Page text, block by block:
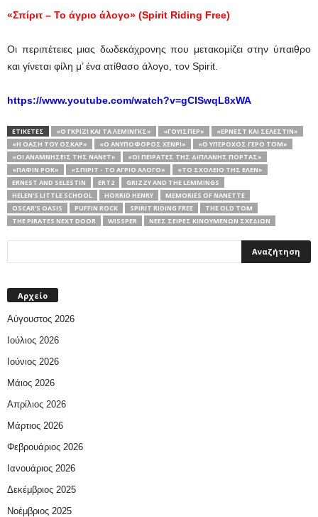
«Σπίριτ – Το άγριο άλογο» (Spirit Riding Free)
Οι περιπέτειες μιας δωδεκάχρονης που μετακομίζει στην ύπαιθρο
και γίνεται φίλη μ’ ένα ατίθασο άλογο, τον Spirit.
https://www.youtube.com/watch?v=gCISwqL8xWA
ΕΤΙΚΕΤΕΣ «O ΓΚΡΊΖΙ ΚΑΙ ΤΑ ΛΈΜΙΝΓΚΣ» «ΓΟΥΊΣΠΕΡ»
«ΈΡΝΕΣΤ ΚΑΙ ΣΕΛΕΣΤΊΝ»
«Η ΌΑΣΗ ΤΟΥ ΌΣΚΑΡ»
«Ο ΑΝΥΠΌΦΟΡΟΣ ΧΈΝΡΙ»
«Ο ΥΠΈΡΟΧΟΣ ΓΈΡΟ ΤΟΜ»
«ΟΙ ΑΝΑΜΝΉΣΕΙΣ ΤΗΣ ΝΑΝΈΤ»
«ΟΙ ΠΕΙΡΑΤΈΣ ΤΗΣ ΔΙΠΛΑΝΉΣ ΠΌΡΤΑΣ»
«ΠΆΦΙΝ ΡΟΚ»
«ΣΠΊΡΙΤ - ΤΟ ΆΓΡΙΟ ΆΛΟΓΟ»
«ΤΟ ΣΧΟΛΕΊΟ ΤΗΣ ΈΛΕΝ»
ERNEST AND SELESTIN
ERT2
GRIZZY AND THE LEMMINGS
HELEN’S LITTLE SCHOOL
HORRID HENRY
MEMORIES OF NANETTE
OSCAR’S OASIS
PUFFIN ROCK SPIRIT RIDING FREE
THE OLD TOM
THE PIRATES NEXT DOOR
WISSPER ΝΈΕΣ ΣΕΙΡΈΣ ΚΙΝΟΎΜΕΝΩΝ ΣΧΕΔΊΩΝ
Αρχείο
Αύγουστος 2026
Ιούλιος 2026
Ιούνιος 2026
Μάιος 2026
Απρίλιος 2026
Μάρτιος 2026
Φεβρουάριος 2026
Ιανουάριος 2026
Δεκέμβριος 2025
Νοέμβριος 2025